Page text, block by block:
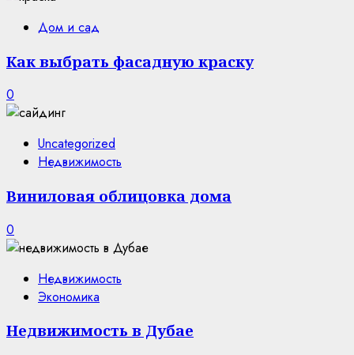
Дом и сад
Как выбрать фасадную краску
0
Uncategorized
Недвижимость
Виниловая облицовка дома
0
Недвижимость
Экономика
Недвижимость в Дубае